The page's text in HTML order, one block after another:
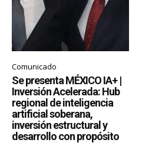
Comunicado
Se presenta MÉXICO IA+ |
Inversión Acelerada: Hub
regional de inteligencia
artificial soberana,
inversión estructural y
desarrollo con propósito